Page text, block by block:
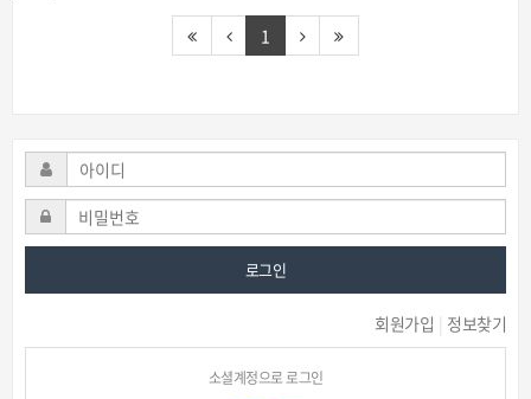
1
로그인
회원가입 정보찾기
소셜계정으로 로그인